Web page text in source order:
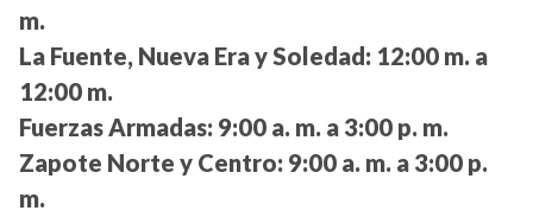
m.
La Fuente, Nueva Era y Soledad: 12:00 m. a
12:00 m.
Fuerzas Armadas: 9:00 a. m. a 3:00 p. m.
Zapote Norte y Centro: 9:00 a. m. a 3:00 p.
m.